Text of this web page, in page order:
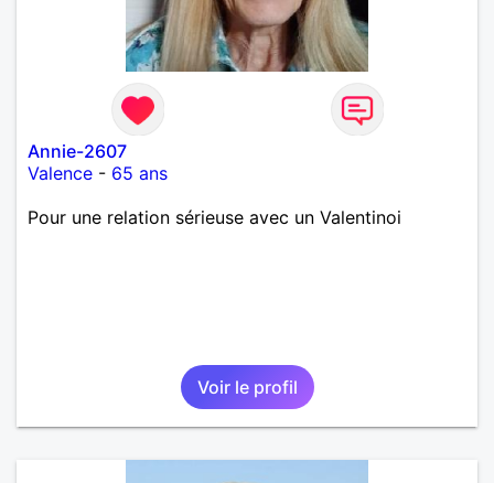
Annie-2607
Valence - 65 ans
Pour une relation sérieuse avec un Valentinoi
Voir le profil